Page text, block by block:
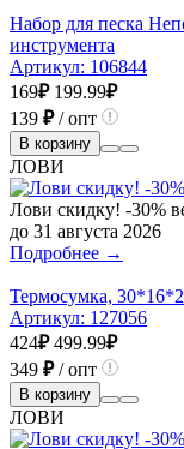
Набор для песка
инструмента
Артикул: 106844
169₽ 199.99₽
139 ₽/ опт
В корзину
ЛОВИ
Лови скидку! -30%
до 31 августа 2026
Подробнее →
Термосумка,
Артикул: 127056
424₽ 499.99₽
349 ₽/ опт
В корзину
ЛОВИ